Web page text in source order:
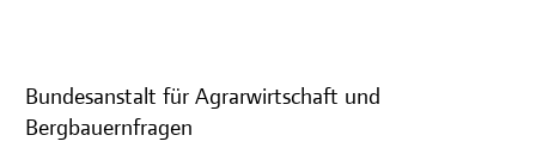
Bundesanstalt für Agrarwirtschaft und
Bergbauernfragen